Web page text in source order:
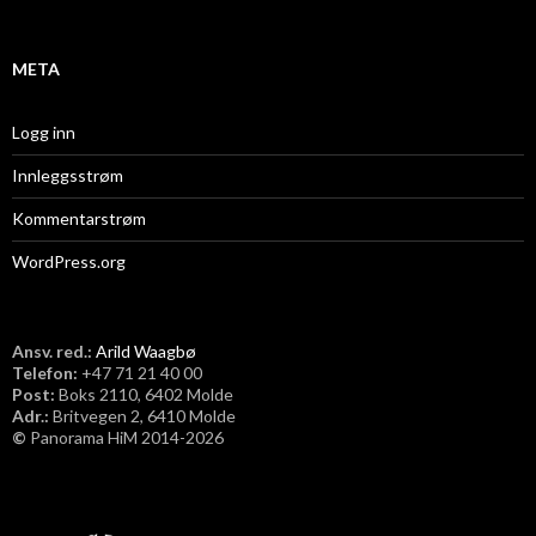
META
Logg inn
Innleggsstrøm
Kommentarstrøm
WordPress.org
Ansv. red.: Arild Waagbø
Telefon: ​+47 71 21 40 00
Post: Boks 2110, 6402 Molde
Adr.: Britvegen 2, 6410 Molde
© Panorama HiM 2014-2026